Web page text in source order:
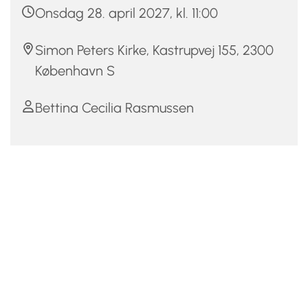
Onsdag 28. april 2027, kl. 11:00
Simon Peters Kirke, Kastrupvej 155, 2300
København S
Bettina Cecilia Rasmussen